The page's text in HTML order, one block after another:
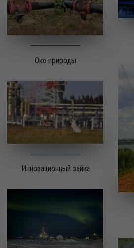
Око природы
Инновационный зайка